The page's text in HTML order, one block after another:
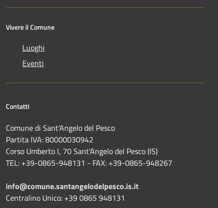
Vivere il Comune
Luoghi
Eventi
Contatti
Comune di Sant'Angelo del Pesco
Partita IVA: 80000030942
Corso Umberto I, 70 Sant'Angelo del Pesco (IS)
TEL: +39-0865-948131 - FAX: +39-0865-948267
info@comune.santangelodelpesco.is.it
Centralino Unico: +39 0865 948131